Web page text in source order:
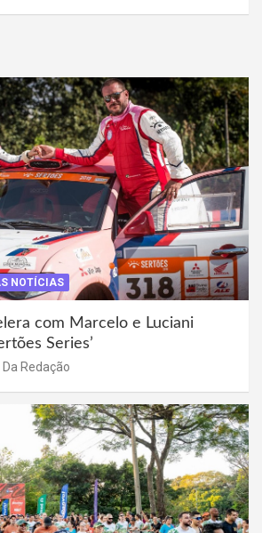
NOTÍCIAS
com Marcelo e Luciani
Series’
Da Redação